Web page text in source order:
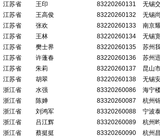
江苏省 王印 83220260131
无锡
江苏省 王高俊 83220260132
无锡
江苏省 张欢 83220260133
南京
江苏省 王林 83220260134
无锡
江苏省 樊士界 83220260135
苏州
江苏省 许蓬春 83220260136
苏州
江苏省 朱莉 83220260137
昆山
江苏省 胡翠 83220260138
无锡
浙江省 水强 83320260086
海宁
浙江省 陈婵 83320260087
杭州
浙江省 刘鸿军 83320260088
宁波
浙江省 吕江辉 83320260089
杭州
浙江省 蔡挺挺 83320260090
杭州